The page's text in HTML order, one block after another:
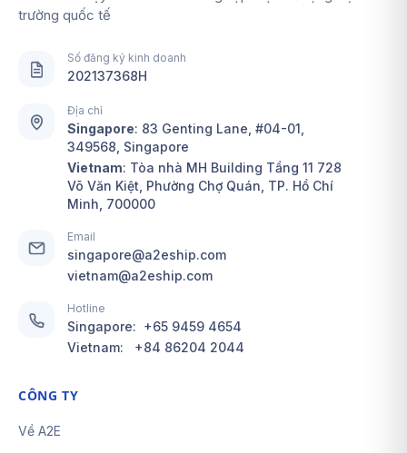
trường quốc tế
Số đăng ký kinh doanh
202137368H
Địa chỉ
Singapore: 83 Genting Lane, #04-01,
349568, Singapore
Vietnam: Tòa nhà MH Building Tầng 11 728
Võ Văn Kiệt, Phường Chợ Quán, TP. Hồ Chí
Minh, 700000
Email
singapore@a2eship.com
vietnam@a2eship.com
Hotline
Singapore: +65 9459 4654
Vietnam: +84 86204 2044
CÔNG TY
Về A2E